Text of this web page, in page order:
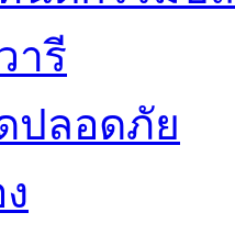
ารี
ปลอดภัย